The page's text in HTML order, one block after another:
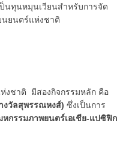
นหมุนเวียนสำหรับการจัด
ยนตร์แห่งชาติ
าติ มีสองกิจกรรมหลัก คือ
งวัลสุพรรณหงส์) ซึ่งเป็นการ
หกรรมภาพยนตร์เอเชีย-แปซิฟิก